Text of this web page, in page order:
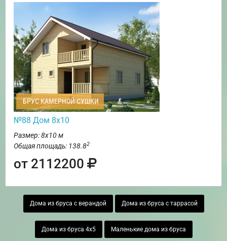
БРУС КАМЕРНОЙ СУШКИ
№88 Дом 8х10
Размер: 8х10 м
Общая площадь: 138.82
от 2112200
Дома из бруса с верандой Дома из бруса с таррасой
Дома из бруса 4х5 Маленькие дома из бруса